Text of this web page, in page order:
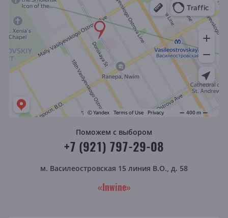
Поможем с выбором
+7 (921) 797-29-08
м. Василеостровская 15 линия В.О., д. 58
«Inwine»